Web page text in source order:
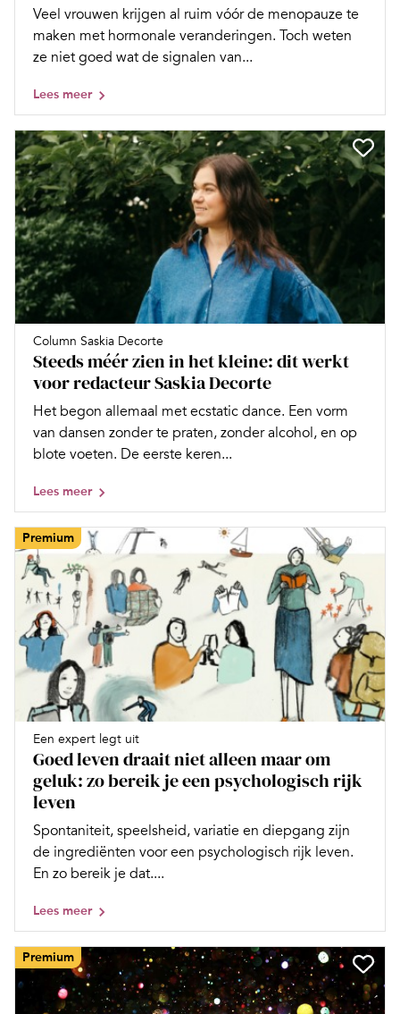
Veel vrouwen krijgen al ruim vóór de menopauze te
maken met hormonale veranderingen. Toch weten
ze niet goed wat de signalen van...
Lees meer
Column Saskia Decorte
Steeds méér zien in het kleine: dit werkt
voor redacteur Saskia Decorte
Het begon allemaal met ecstatic dance. Een vorm
van dansen zonder te praten, zonder alcohol, en op
blote voeten. De eerste keren...
Lees meer
Premium
Een expert legt uit
Goed leven draait niet alleen maar om
geluk: zo bereik je een psychologisch rijk
leven
Spontaniteit, speelsheid, variatie en diepgang zijn
de ingrediënten voor een psychologisch rijk leven.
En zo bereik je dat....
Lees meer
Premium